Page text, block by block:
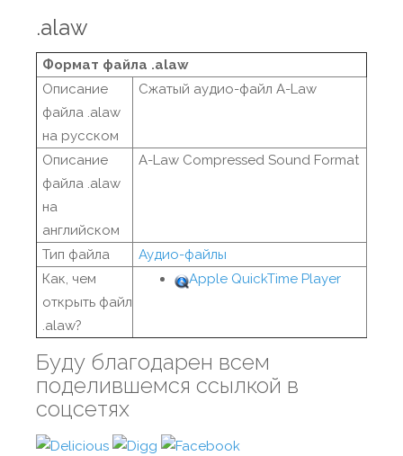
.alaw
Формат файла .alaw
Описание
файла .alaw
на русском
Сжатый аудио-файл A-Law
Описание
файла .alaw
на
английском
A-Law Compressed Sound Format
Тип файла
Аудио-файлы
Как, чем
открыть файл
.alaw?
Apple QuickTime Player
Буду благодарен всем
поделившемся ссылкой в
соцсетях